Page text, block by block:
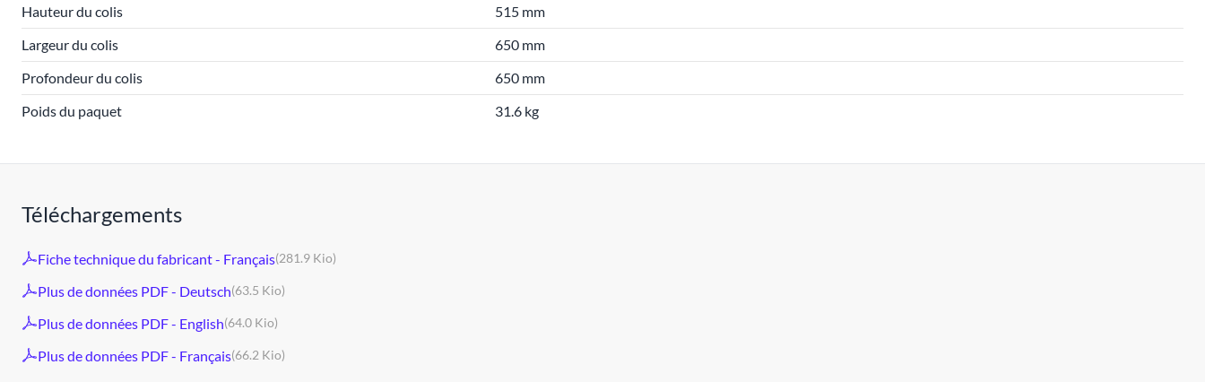
Hauteur du colis
515 mm
Largeur du colis
650 mm
Profondeur du colis
650 mm
Poids du paquet
31.6 kg
Téléchargements
Fiche technique du fabricant - Français(281.9 Kio)
Plus de données PDF - Deutsch(63.5 Kio)
Plus de données PDF - English(64.0 Kio)
Plus de données PDF - Français(66.2 Kio)